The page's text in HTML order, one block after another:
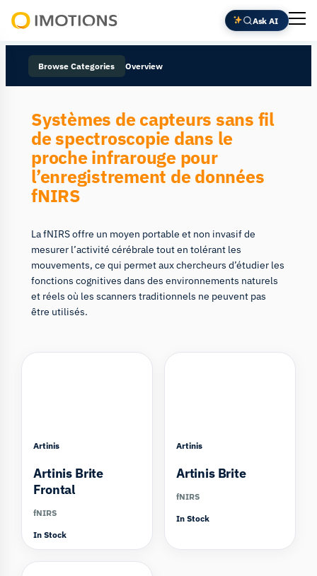
Human
Insight
Ask AI
Browse Categories Overview
Systèmes de capteurs sans fil
de spectroscopie dans le
proche infrarouge pour
l’enregistrement de données
fNIRS
La fNIRS offre un moyen portable et non invasif de
mesurer l’activité cérébrale tout en tolérant les
mouvements, ce qui permet aux chercheurs d’étudier les
fonctions cognitives dans des environnements naturels
et réels où les scanners traditionnels ne peuvent pas
être utilisés.
Artinis
Artinis Brite
Frontal
fNIRS
In Stock
Artinis
Artinis Brite
fNIRS
In Stock